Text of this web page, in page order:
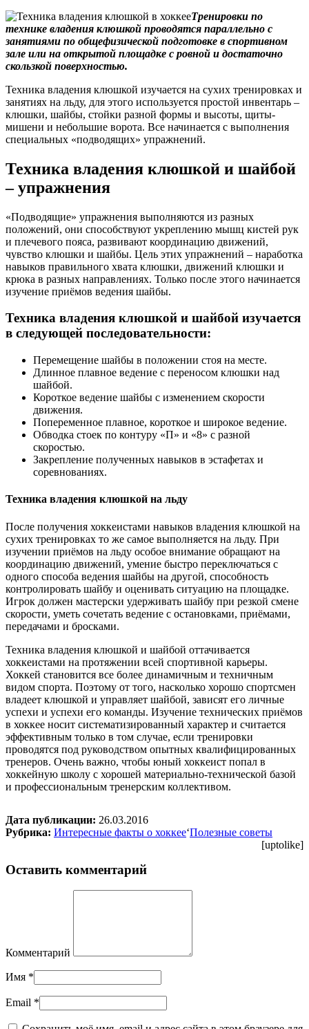
Тренировки по
технике владения клюшкой проводятся параллельно с
занятиями по общефизической подготовке в спортивном
зале или на открытой площадке с ровной и достаточно
скользкой поверхностью.
Техника владения клюшкой изучается на сухих тренировках и
занятиях на льду, для этого используется простой инвентарь –
клюшки, шайбы, стойки разной формы и высоты, щиты-
мишени и небольшие ворота. Все начинается с выполнения
специальных «подводящих» упражнений.
Техника владения клюшкой и шайбой
– упражнения
«Подводящие» упражнения выполняются из разных
положений, они способствуют укреплению мышц кистей рук
и плечевого пояса, развивают координацию движений,
чувство клюшки и шайбы. Цель этих упражнений – наработка
навыков правильного хвата клюшки, движений клюшки и
крюка в разных направлениях. Только после этого начинается
изучение приёмов ведения шайбы.
Техника владения клюшкой и шайбой изучается
в следующей последовательности:
Перемещение шайбы в положении стоя на месте.
Длинное плавное ведение с переносом клюшки над
шайбой.
Короткое ведение шайбы с изменением скорости
движения.
Попеременное плавное, короткое и широкое ведение.
Обводка стоек по контуру «П» и «8» с разной
скоростью.
Закрепление полученных навыков в эстафетах и
соревнованиях.
Техника владения клюшкой на льду
После получения хоккеистами навыков владения клюшкой на
сухих тренировках то же самое выполняется на льду. При
изучении приёмов на льду особое внимание обращают на
координацию движений, умение быстро переключаться с
одного способа ведения шайбы на другой, способность
контролировать шайбу и оценивать ситуацию на площадке.
Игрок должен мастерски удерживать шайбу при резкой смене
скорости, уметь сочетать ведение с остановками, приёмами,
передачами и бросками.
Техника владения клюшкой и шайбой оттачивается
хоккеистами на протяжении всей спортивной карьеры.
Хоккей становится все более динамичным и техничным
видом спорта. Поэтому от того, насколько хорошо спортсмен
владеет клюшкой и управляет шайбой, зависят его личные
успехи и успехи его команды. Изучение технических приёмов
в хоккее носит систематизированный характер и считается
эффективным только в том случае, если тренировки
проводятся под руководством опытных квалифицированных
тренеров. Очень важно, чтобы юный хоккеист попал в
хоккейную школу с хорошей материально-технической базой
и профессиональным тренерским коллективом.
Дата публикации: 26.03.2016
Рубрика: Интересные факты о хоккее‘Полезные советы
[uptolike]
Оставить комментарий
Комментарий
Имя *
Email *